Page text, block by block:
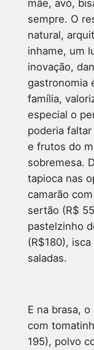
mãe, avó,
sempre. O
natural,
inhame, um
inovação,
gastronomia
família,
especial o
poderia
e frutos do
sobremesa.
tapioca nas
camarão
sertão (R$
pastelzinho
(R$180),
saladas.
E na brasa,
com
195), polvo